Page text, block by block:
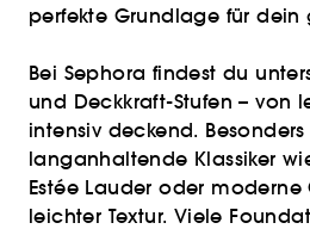
perfekte Grundlage für dein
Bei Sephora findest du
und Deckkraft-Stufen – von
intensiv deckend.
langanhaltende Klassiker
Estée Lauder oder
leichter Textur. Viele